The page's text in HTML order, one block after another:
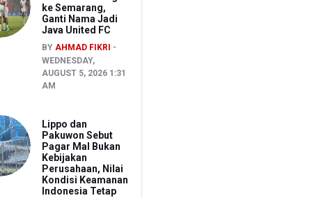
ke Semarang,
Ganti Nama Jadi
Java United FC
BY AHMAD FIKRI
WEDNESDAY,
AUGUST 5, 2026 1:31
AM
Lippo dan
Pakuwon Sebut
Pagar Mal Bukan
Kebijakan
Perusahaan, Nilai
Kondisi Keamanan
Indonesia Tetap